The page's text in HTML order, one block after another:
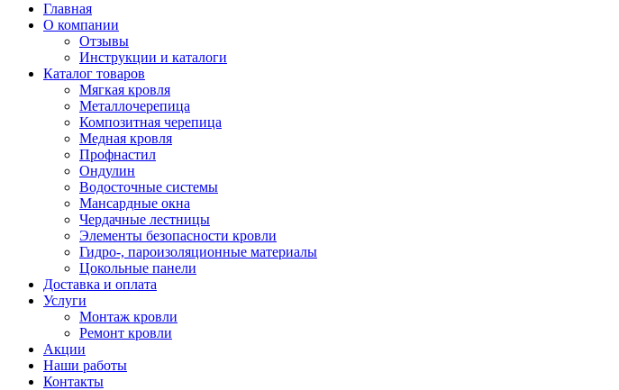
Главная
О компании
Отзывы
Инструкции и каталоги
Каталог товаров
Мягкая кровля
Металлочерепица
Композитная черепица
Медная кровля
Профнастил
Ондулин
Водосточные системы
Мансардные окна
Чердачные лестницы
Элементы безопасности кровли
Гидро-, пароизоляционные материалы
Цокольные панели
Доставка и оплата
Услуги
Монтаж кровли
Ремонт кровли
Акции
Наши работы
Контакты